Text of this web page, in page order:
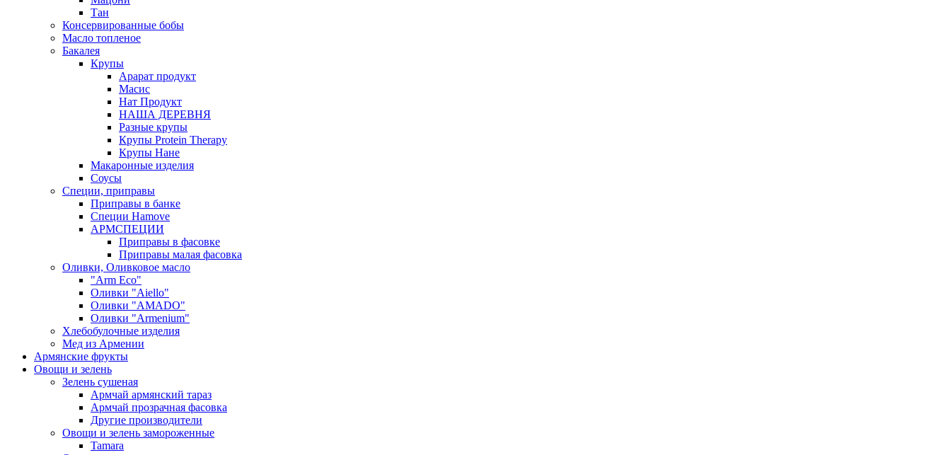
Тан
Консервированные бобы
Масло топленое
Бакалея
Крупы
Арарат продукт
Масис
Нат Продукт
НАША ДЕРЕВНЯ
Разные крупы
Крупы Protein Therapy
Крупы Нане
Макаронные изделия
Соусы
Специи, приправы
Приправы в банке
Специи Hamove
АРМСПЕЦИИ
Приправы в фасовке
Приправы малая фасовка
Оливки, Оливковое масло
"Arm Eco"
Оливки "Aiello"
Оливки "AMADO"
Оливки "Armenium"
Хлебобулочные изделия
Мед из Армении
Армянские фрукты
Овощи и зелень
Зелень сушеная
Армчай армянский тараз
Армчай прозрачная фасовка
Другие производители
Овощи и зелень замороженные
Tamara